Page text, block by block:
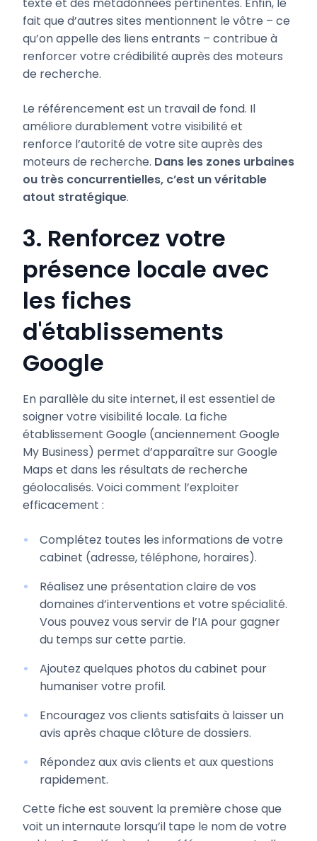
texte et des métadonnées pertinentes. Enfin, le
fait que d’autres sites mentionnent le vôtre – ce
qu’on appelle des liens entrants – contribue à
renforcer votre crédibilité auprès des moteurs
de recherche.
Le référencement est un travail de fond. Il
améliore durablement votre visibilité et
renforce l’autorité de votre site auprès des
moteurs de recherche. Dans les zones urbaines
ou très concurrentielles, c’est un véritable
atout stratégique.
3. Renforcez votre
présence locale avec
les fiches
d'établissements
Google
En parallèle du site internet, il est essentiel de
soigner votre visibilité locale. La fiche
établissement Google (anciennement Google
My Business) permet d’apparaître sur Google
Maps et dans les résultats de recherche
géolocalisés. Voici comment l’exploiter
efficacement :
Complétez toutes les informations de votre
cabinet (adresse, téléphone, horaires).
Réalisez une présentation claire de vos
domaines d’interventions et votre spécialité.
Vous pouvez vous servir de l’IA pour gagner
du temps sur cette partie.
Ajoutez quelques photos du cabinet pour
humaniser votre profil.
Encouragez vos clients satisfaits à laisser un
avis après chaque clôture de dossiers.
Répondez aux avis clients et aux questions
rapidement.
Cette fiche est souvent la première chose que
voit un internaute lorsqu’il tape le nom de votre